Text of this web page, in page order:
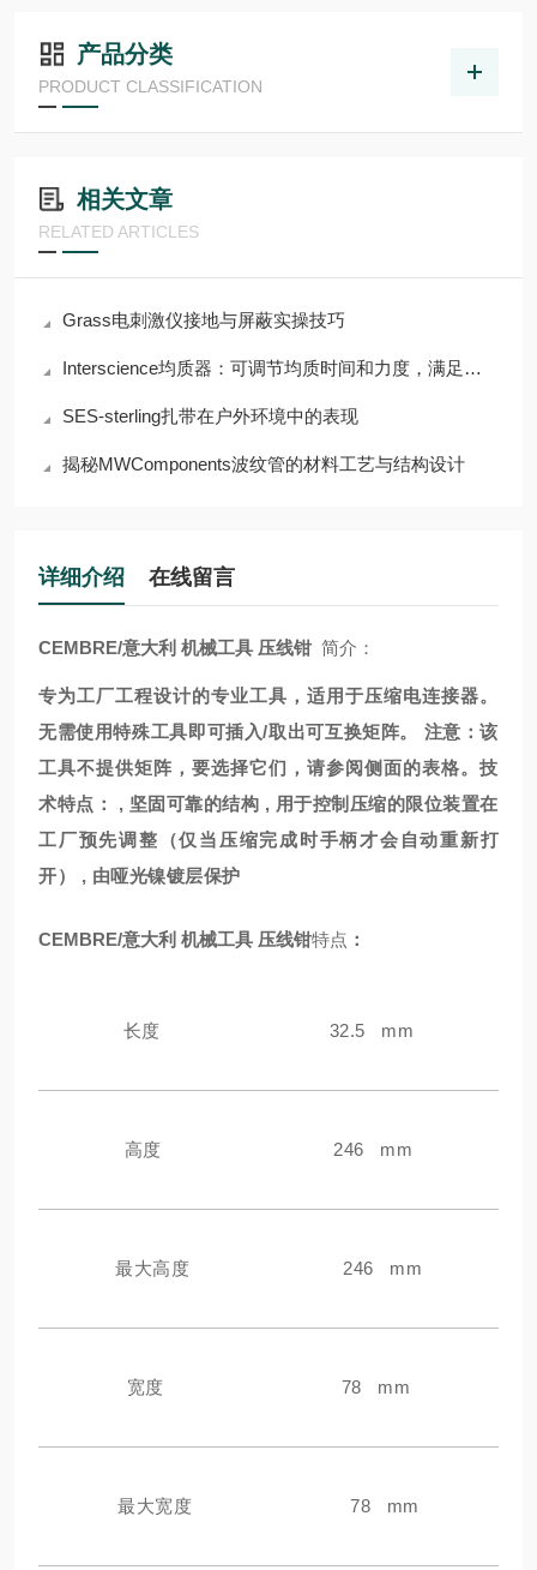
产品分类
PRODUCT CLASSIFICATION
相关文章
RELATED ARTICLES
Grass电刺激仪接地与屏蔽实操技巧
Interscience均质器：可调节均质时间和力度，满足多样需求
SES-sterling扎带在户外环境中的表现
揭秘MWComponents波纹管的材料工艺与结构设计
详细介绍 在线留言
CEMBRE/意大利 机械工具 压线钳简介：
专为工厂工程设计的专业工具，适用于压缩电连接器。
无需使用特殊工具即可插入/取出可互换矩阵。 注意：该
工具不提供矩阵，要选择它们，请参阅侧面的表格。技
术特点： , 坚固可靠的结构 , 用于控制压缩的限位装置在
工厂预先调整（仅当压缩完成时手柄才会自动重新打
开） , 由哑光镍镀层保护
CEMBRE/意大利 机械工具 压线钳特点 ：
长度 32.5 mm
高度 246 mm
最大高度 246 mm
宽度 78 mm
最大宽度 78 mm